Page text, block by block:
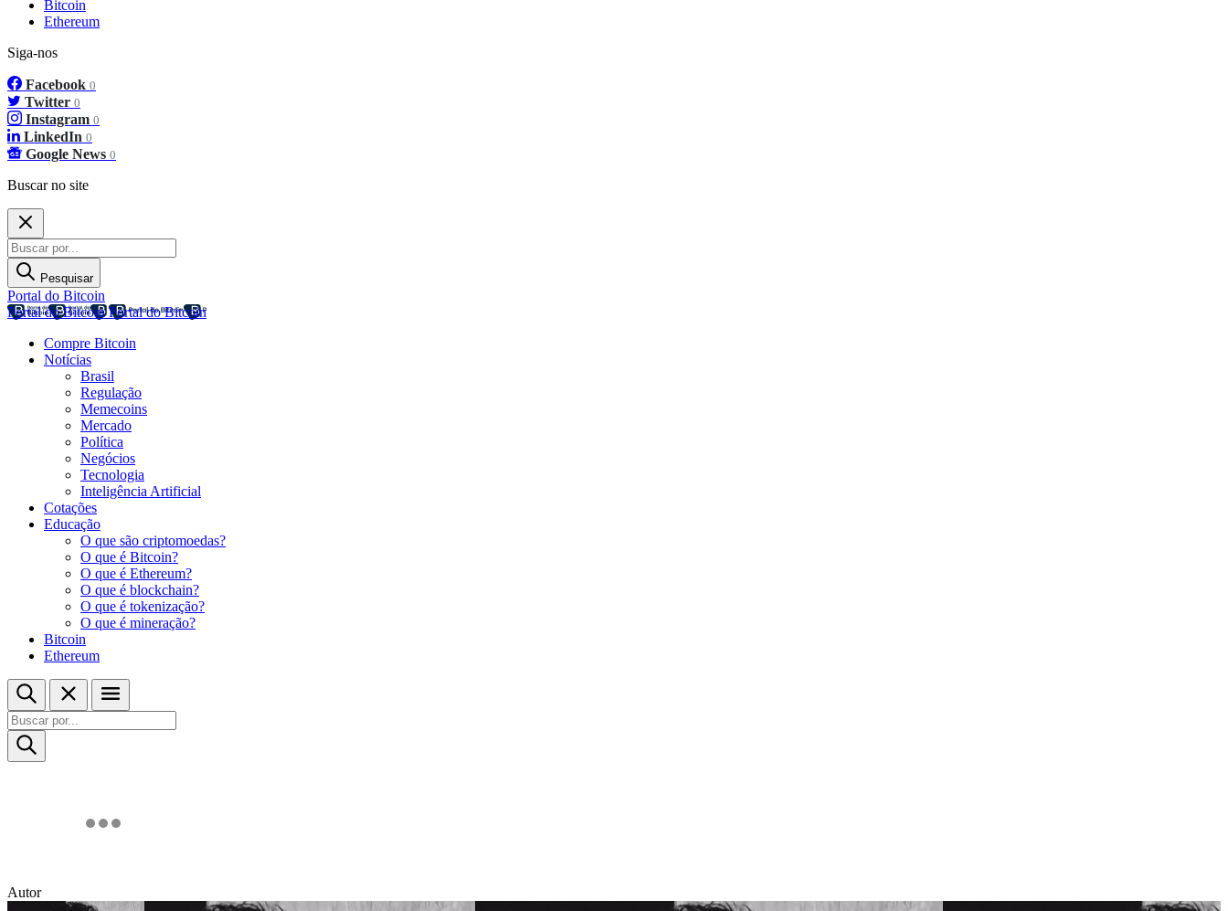
Bitcoin
Ethereum
Siga-nos
Facebook 0
Twitter 0
Instagram 0
LinkedIn 0
Google News 0
Buscar no site
Pesquisar
Portal do Bitcoin
Portal do BitcoinPortal do Bitcoin
Compre Bitcoin
Notícias
Brasil
Regulação
Memecoins
Mercado
Política
Negócios
Tecnologia
Inteligência Artificial
Cotações
Educação
O que são criptomoedas?
O que é Bitcoin?
O que é Ethereum?
O que é blockchain?
O que é tokenização?
O que é mineração?
Bitcoin
Ethereum
Autor